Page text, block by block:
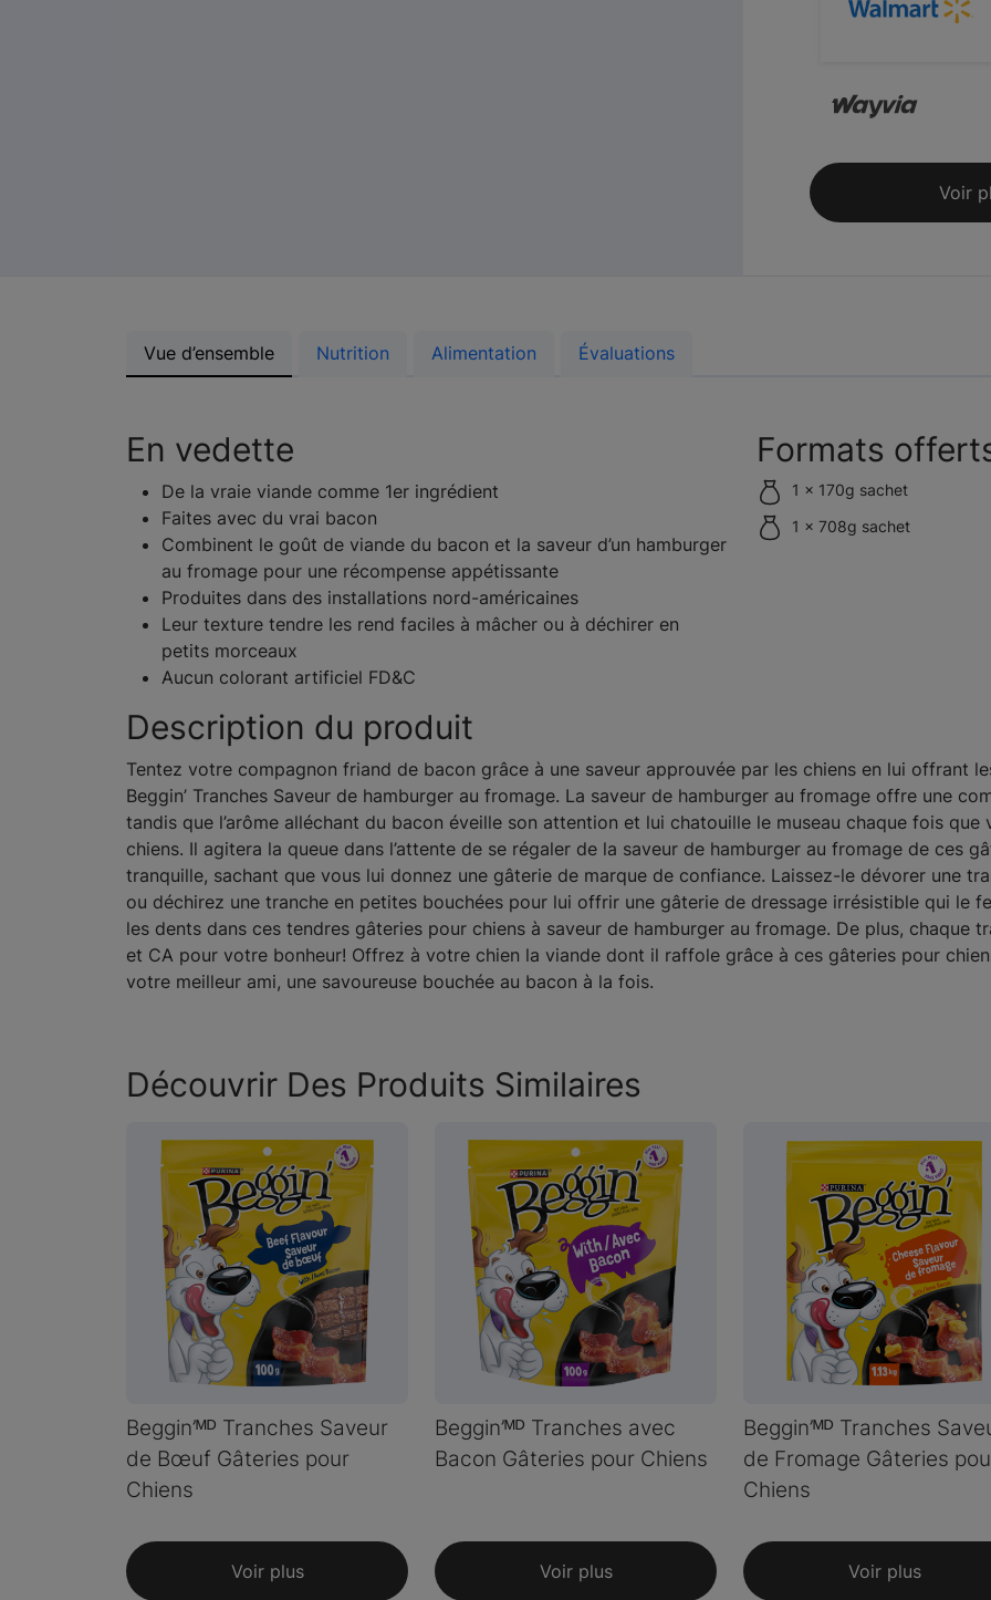
Voir
Vue d’ensemble Nutrition Alimentation Évaluations
En vedette
De la vraie viande comme 1er ingrédient
Faites avec du vrai bacon
Combinent le goût de viande du bacon et la saveur d’un hamburger
au fromage pour une récompense appétissante
Produites dans des installations nord-américaines
Leur texture tendre les rend faciles à mâcher ou à déchirer en
petits morceaux
Aucun colorant artificiel FD&C
Formats
1 x 170g sachet
1 x 708g sachet
Description du produit
Tentez votre compagnon friand de bacon grâce à une saveur approuvée par les chiens en lui offrant
Beggin’ Tranches Saveur de hamburger au fromage. La saveur de hamburger au fromage offre une
tandis que l’arôme alléchant du bacon éveille son attention et lui chatouille le museau chaque fois
chiens. Il agitera la queue dans l’attente de se régaler de la saveur de hamburger au fromage de ces
tranquille, sachant que vous lui donnez une gâterie de marque de confiance. Laissez-le dévorer une
ou déchirez une tranche en petites bouchées pour lui offrir une gâterie de dressage irrésistible qui le
les dents dans ces tendres gâteries pour chiens à saveur de hamburger au fromage. De plus, chaque
et CA pour votre bonheur! Offrez à votre chien la viande dont il raffole grâce à ces gâteries pour
votre meilleur ami, une savoureuse bouchée au bacon à la fois.
Découvrir Des Produits Similaires
Beggin’ᴹᴰ Tranches Saveur
de Bœuf Gâteries pour
Chiens
Voir plus
Beggin’ᴹᴰ Tranches avec
Bacon Gâteries pour Chiens
Voir plus
Beggin’ᴹᴰ Tranches
de Fromage Gâteries
Chiens
Voir plus